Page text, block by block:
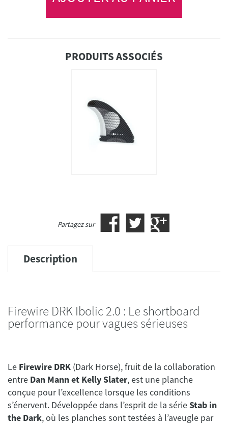
PRODUITS ASSOCIÉS
Partagez sur
Description
Firewire DRK Ibolic 2.0 : Le shortboard
performance pour vagues sérieuses
Le Firewire DRK (Dark Horse), fruit de la collaboration
entre Dan Mann et Kelly Slater, est une planche
conçue pour l’excellence lorsque les conditions
s’énervent. Développée dans l’esprit de la sérieStab in
the Dark, où les planches sont testées à l’aveugle par